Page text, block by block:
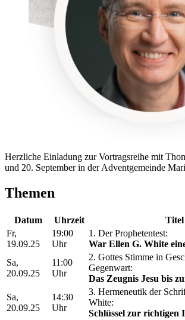
Herzliche Einladung zur Vortragsreihe mit
und 20. September in der Adventgemeinde
Themen
Datum Uhrzeit
Titel
Fr,
19.09.25
19:00
Uhr
1. Der Prophetentest:
War Ellen G. White
Sa,
20.09.25
11:00
Uhr
2. Gottes Stimme in
Gegenwart:
Das Zeugnis Jesu bis
Sa,
20.09.25
14:30
Uhr
3. Hermeneutik der
White:
Schlüssel zur richtigen